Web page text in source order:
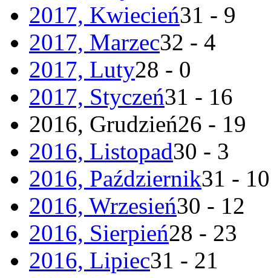
2017, Kwiecień31 - 9
2017, Marzec32 - 4
2017, Luty28 - 0
2017, Styczeń31 - 16
2016, Grudzień26 - 19
2016, Listopad30 - 3
2016, Październik31 - 10
2016, Wrzesień30 - 12
2016, Sierpień28 - 23
2016, Lipiec31 - 21